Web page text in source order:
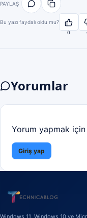
PAYLAŞ
Bu yazı faydalı oldu mu?
0
Yorumlar
Yorum yapmak için
Giriş yap
Windows 11, Windows 10 ve